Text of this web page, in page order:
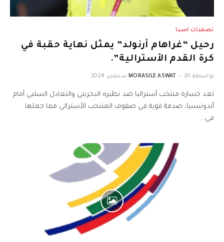
تصفيات اسيا
رحيل “غراهام أرنولد” يمثل نهاية حقبة في
كرة القدم الأسترالية”.
بواسطة MORASILE ASWAT 20 سبتمبر، 2024
تعد خسارة منتخب أستراليا ضد نظيره البحريني والتعادل السلبي أمام
أندونيسيا، صدمة قوية في صفوف المنتخب الأسترالي مما جعلها
في…